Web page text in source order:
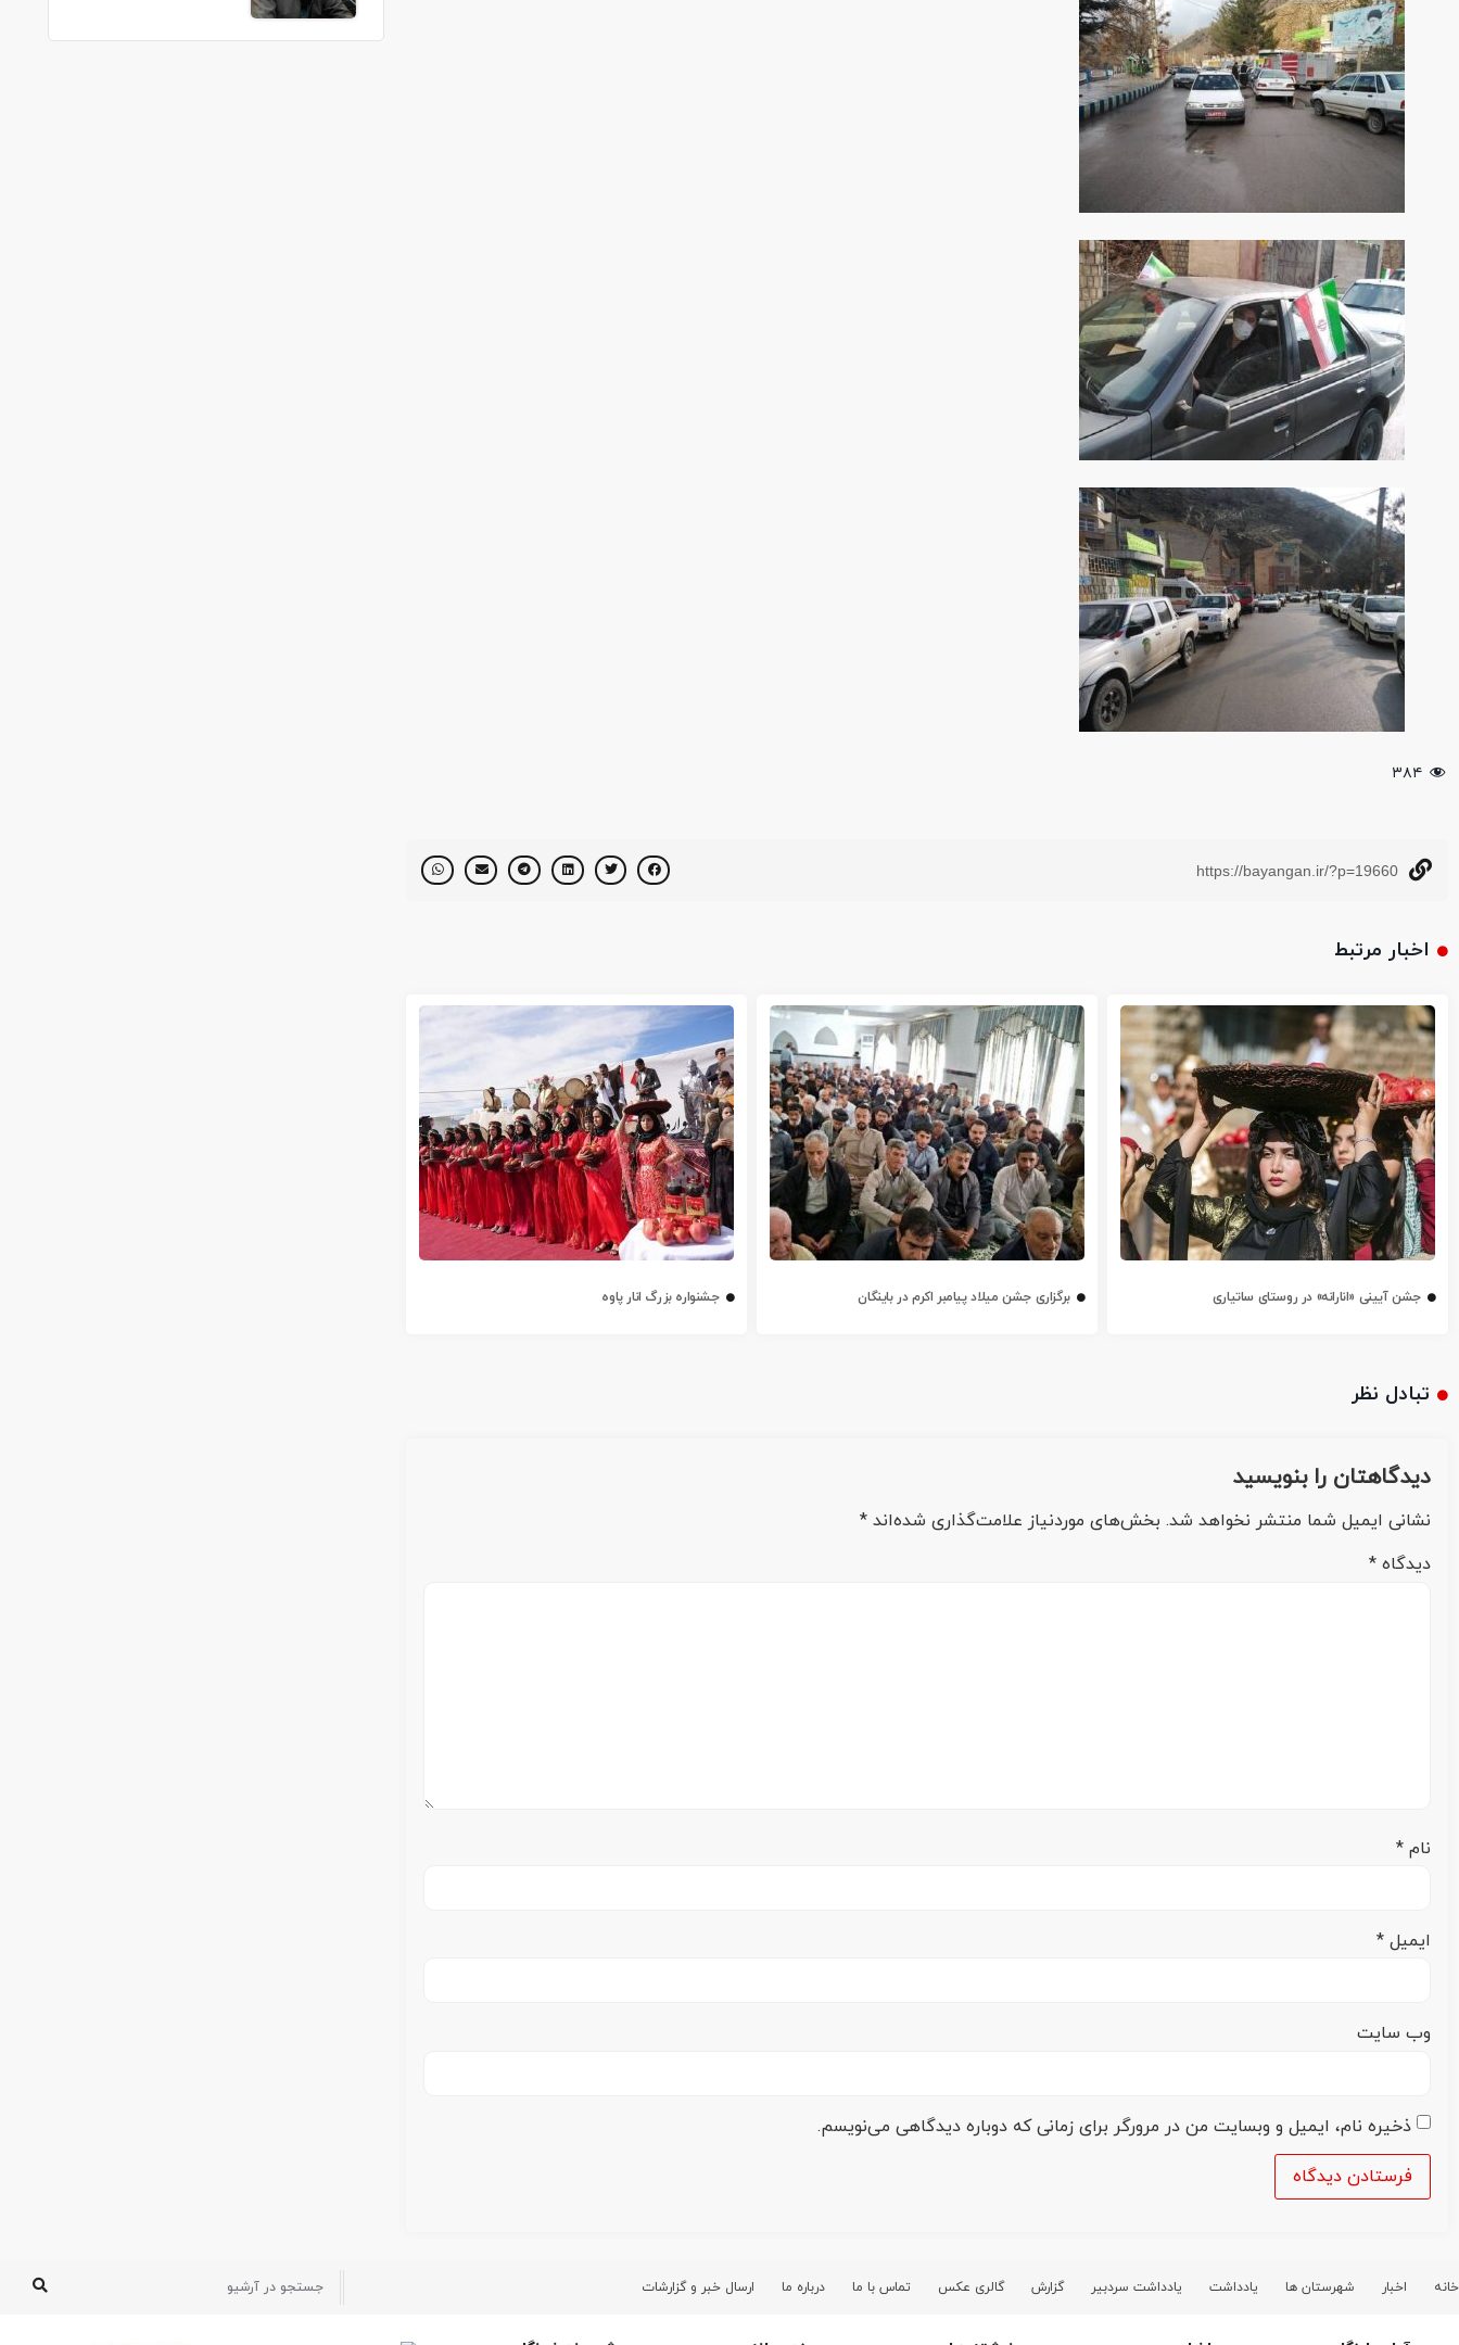
۳۸۴
https://bayangan.ir/?p=19660
اخبار مرتبط
جشن آیینی «انارانه» در روستای ساتیاری برگزاری جشن میلاد پیامبر اکرم در باینگان جشنواره بزرگ انار پاوه
تبادل نظر
دیدگاهتان را بنویسید
نشانی ایمیل شما منتشر نخواهد شد. بخش‌های موردنیاز علامت‌گذاری شده‌اند *
دیدگاه *
نام *
ایمیل *
وب‌ سایت
ذخیره نام، ایمیل و وبسایت من در مرورگر برای زمانی که دوباره دیدگاهی می‌نویسم.
خانه اخبار شهرستان ها یادداشت یادداشت سردبیر گزارش گالری عکس تماس با ما درباره ما ارسال خبر و گزارشات